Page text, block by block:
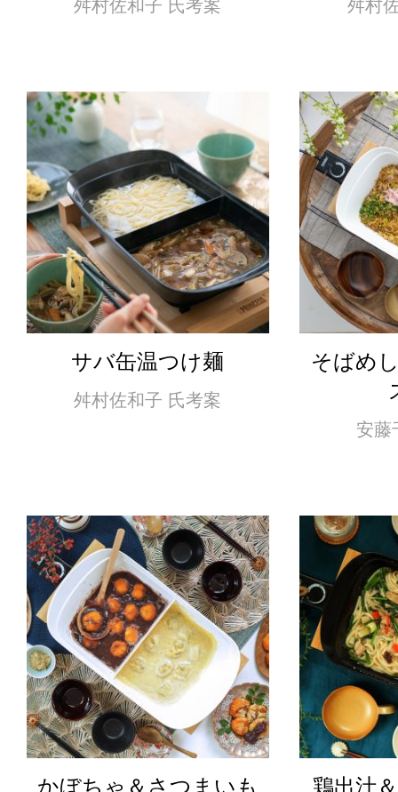
舛村佐和子 氏考案 舛村
サバ缶温つけ麺
舛村佐和子 氏考案
そばめ
安藤
かぼちゃ＆さつまいも
鶏出汁